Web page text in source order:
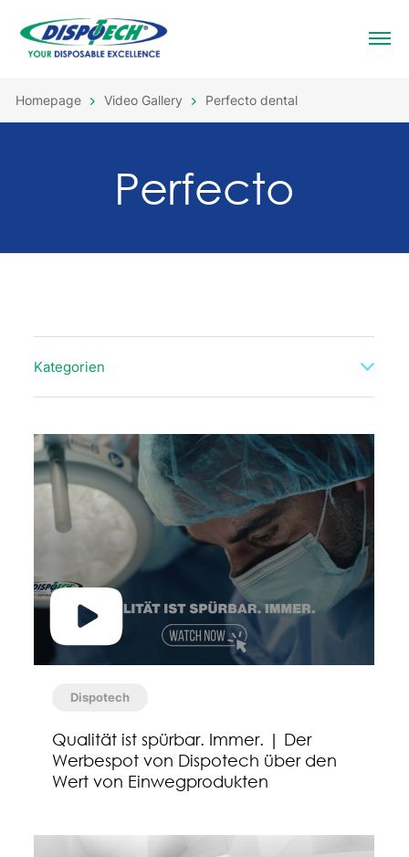
Homepage Video Gallery Perfecto dental
Perfecto
Kategorien
Dispotech
Qualität ist spürbar. Immer. | Der
Werbespot von Dispotech über den
Wert von Einwegprodukten